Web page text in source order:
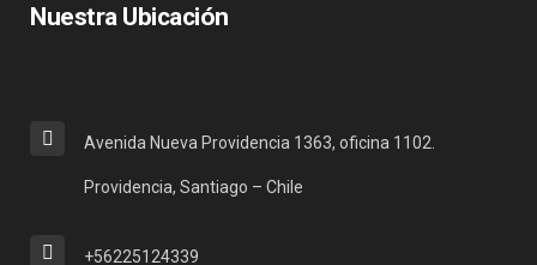
Nuestra Ubicación
Avenida Nueva Providencia 1363, oficina 1102.
Providencia, Santiago – Chile
+56225124339